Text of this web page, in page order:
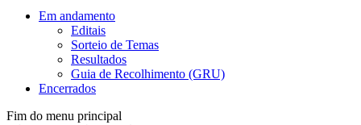
Em andamento
Editais
Sorteio de Temas
Resultados
Guia de Recolhimento (GRU)
Encerrados
Fim do menu principal